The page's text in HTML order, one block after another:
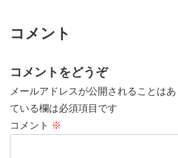
コメント
コメントをどうぞ
メールアドレスが公開されることはあ
ている欄は必須項目です
コメント ※